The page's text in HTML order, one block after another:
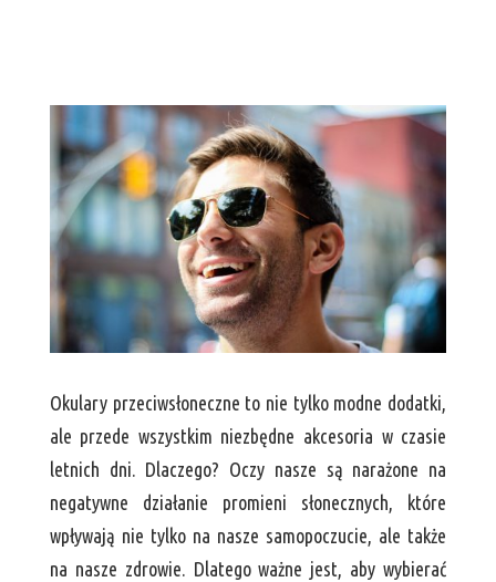
Okulary przeciwsłoneczne to nie tylko modne dodatki,
ale przede wszystkim niezbędne akcesoria w czasie
letnich dni. Dlaczego? Oczy nasze są narażone na
negatywne działanie promieni słonecznych, które
wpływają nie tylko na nasze samopoczucie, ale także
na nasze zdrowie. Dlatego ważne jest, aby wybierać